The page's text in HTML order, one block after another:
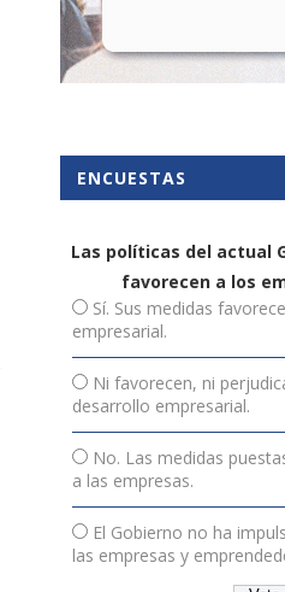
emprendimiento positivo
29 diciembre, 2023
ENCUESTAS
Las políticas del actual
favorecen a los
Sí. Sus medidas
empresarial.
Ni favorecen, ni
desarrollo empresarial.
No. Las medidas
a las empresas.
El Gobierno no ha
las empresas y